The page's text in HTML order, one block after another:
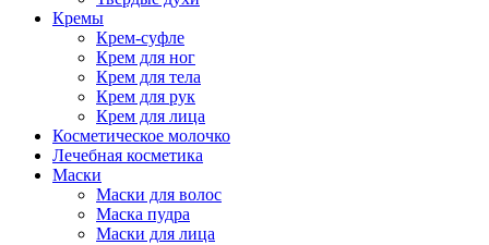
Кремы
Крем-суфле
Крем для ног
Крем для тела
Крем для рук
Крем для лица
Косметическое молочко
Лечебная косметика
Маски
Маски для волос
Маска пудра
Маски для лица